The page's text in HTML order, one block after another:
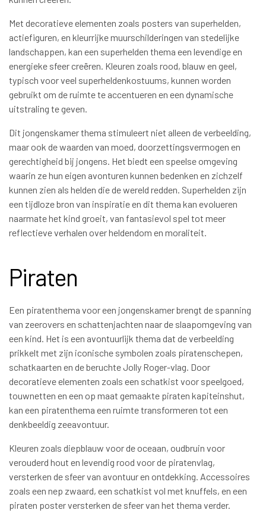
Met decoratieve elementen zoals posters van superhelden,
actiefiguren, en kleurrijke muurschilderingen van stedelijke
landschappen, kan een superhelden thema een levendige en
energieke sfeer creëren. Kleuren zoals rood, blauw en geel,
typisch voor veel superheldenkostuums, kunnen worden
gebruikt om de ruimte te accentueren en een dynamische
uitstraling te geven.
Dit jongenskamer thema stimuleert niet alleen de verbeelding,
maar ook de waarden van moed, doorzettingsvermogen en
gerechtigheid bij jongens. Het biedt een speelse omgeving
waarin ze hun eigen avonturen kunnen bedenken en zichzelf
kunnen zien als helden die de wereld redden. Superhelden zijn
een tijdloze bron van inspiratie en dit thema kan evolueren
naarmate het kind groeit, van fantasievol spel tot meer
reflectieve verhalen over heldendom en moraliteit.
Piraten
Een piratenthema voor een jongenskamer brengt de spanning
van zeerovers en schattenjachten naar de slaapomgeving van
een kind. Het is een avontuurlijk thema dat de verbeelding
prikkelt met zijn iconische symbolen zoals piratenschepen,
schatkaarten en de beruchte Jolly Roger-vlag. Door
decoratieve elementen zoals een schatkist voor speelgoed,
touwnetten en een op maat gemaakte piraten kapiteinshut,
kan een piratenthema een ruimte transformeren tot een
denkbeeldig zeeavontuur.
Kleuren zoals diepblauw voor de oceaan, oudbruin voor
verouderd hout en levendig rood voor de piratenvlag,
versterken de sfeer van avontuur en ontdekking. Accessoires
zoals een nep zwaard, een schatkist vol met knuffels, en een
piraten poster versterken de sfeer van het thema verder.